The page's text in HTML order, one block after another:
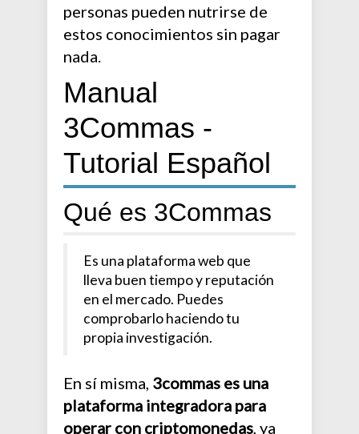
personas pueden nutrirse de
estos conocimientos sin pagar
nada.
Manual
3Commas -
Tutorial Español
Qué es 3Commas
Es una plataforma web que
lleva buen tiempo y reputación
en el mercado. Puedes
comprobarlo haciendo tu
propia investigación.
En sí misma, 3commas es una
plataforma integradora para
operar con criptomonedas, ya